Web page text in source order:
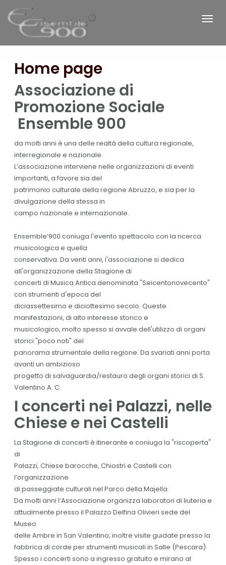
Home page
Associazione di
Promozione Sociale
Ensemble 900
da molti anni è una delle realtà della cultura regionale,
interregionale e nazionale.
L’associazione interviene nelle organizzazioni di eventi
importanti, a favore sia del
patrimonio culturale della regione Abruzzo, e sia per la
divulgazione della stessa in
campo nazionale e internazionale.
Ensemble’900 coniuga l'evento spettacolo con la ricerca
musicologica e quella
conservativa. Da venti anni, l'associazione si dedica
all'organizzazione della Stagione di
concerti di Musica Antica denominata "Seicentonovecento"
con strumenti d'epoca del
diciassettesimo e diciottesimo secolo. Queste
manifestazioni, di alto interesse storico e
musicologico, molto spesso si avvale dell'utilizzo di organi
storici "poco noti" del
panorama strumentale della regione. Da svariati anni porta
avanti un ambizioso
progetto di salvaguardia/restauro degli organi storici di S.
Valentino A. C.
I concerti nei Palazzi, nelle
Chiese e nei Castelli
La Stagione di concerti è itinerante e coniuga la "riscoperta"
di
Palazzi, Chiese barocche, Chiostri e Castelli con
l’organizzazione
di passeggiate culturali nel Parco della Majella.
Da molti anni l’Associazione organizza laboratori di liuteria e
attualmente presso il Palazzo Delfina Olivieri sede del
Museo
delle Ambre in San Valentino; inoltre visite guidate presso la
fabbrica di corde per strumenti musicali in Salle (Pescara).
Spesso i concerti sono a ingresso gratuito e mirano al